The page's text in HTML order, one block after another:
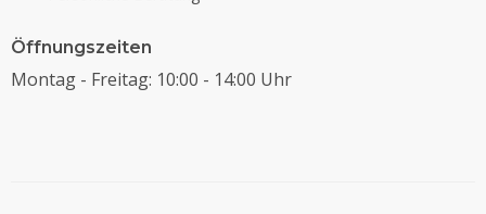
Öffnungszeiten
Montag - Freitag: 10:00 - 14:00 Uhr